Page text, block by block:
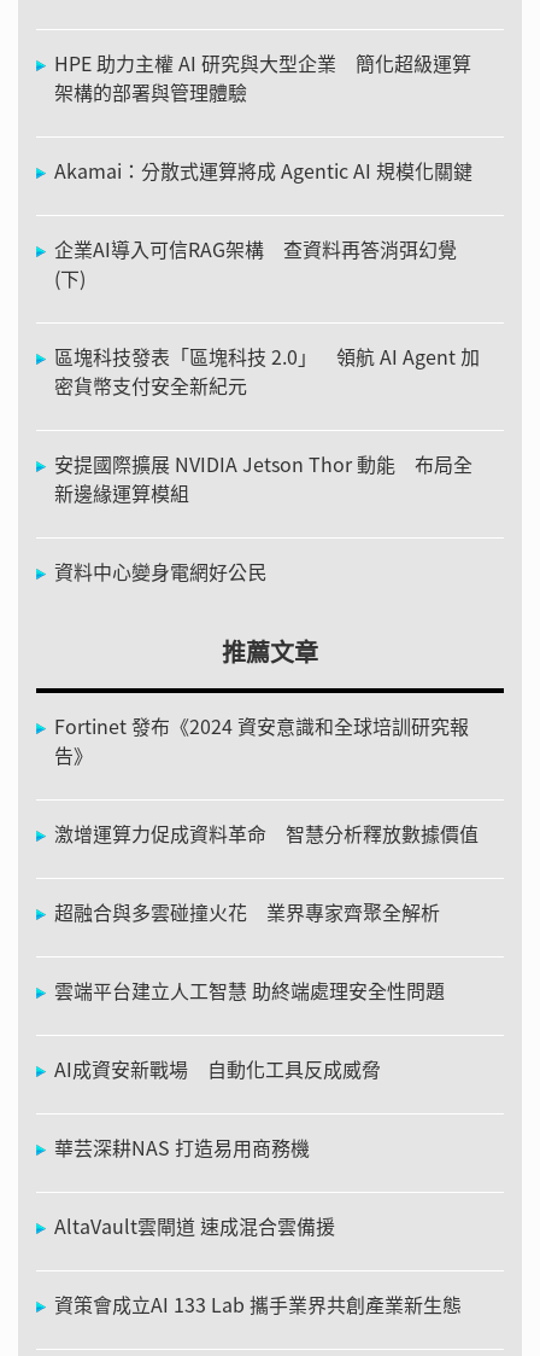
HPE 助力主權 AI 研究與大型企業 簡化超級運算
架構的部署與管理體驗
Akamai：分散式運算將成 Agentic AI 規模化關鍵
企業AI導入可信RAG架構 查資料再答消弭幻覺
(下)
區塊科技發表「區塊科技 2.0」 領航 AI Agent 加
密貨幣支付安全新紀元
安提國際擴展 NVIDIA Jetson Thor 動能 布局全
新邊緣運算模組
資料中心變身電網好公民
推薦文章
Fortinet 發布《2024 資安意識和全球培訓研究報
告》
激增運算力促成資料革命 智慧分析釋放數據價值
超融合與多雲碰撞火花 業界專家齊聚全解析
雲端平台建立人工智慧 助終端處理安全性問題
AI成資安新戰場 自動化工具反成威脅
華芸深耕NAS 打造易用商務機
AltaVault雲閘道 速成混合雲備援
資策會成立AI 133 Lab 攜手業界共創產業新生態